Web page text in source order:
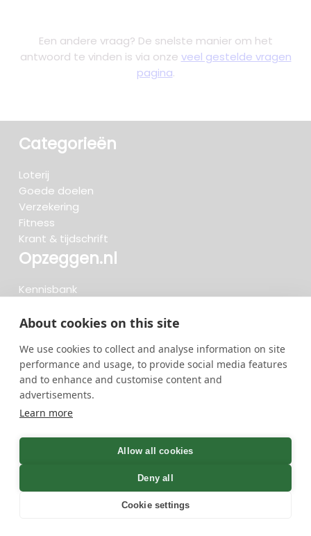
About cookies on this site
We use cookies to collect and analyse information on site
performance and usage, to provide social media features
and to enhance and customise content and
advertisements.
Learn more
Allow all cookies
Deny all
Cookie settings
Een andere vraag? De snelste manier om het
antwoord te vinden is via onze veel gestelde vragen
pagina.
Categorieën
Loterij
Goede doelen
Verzekering
Fitness
Krant & tijdschrift
Opzeggen.nl
Kennisbank
Beoordelingen
Meteen opzeggen
719 opzeggingen afgelopen 30 dagen - 3.666.347
opzeggingen in totaal
GreenOnline BV Gebruiksvoorwaarden